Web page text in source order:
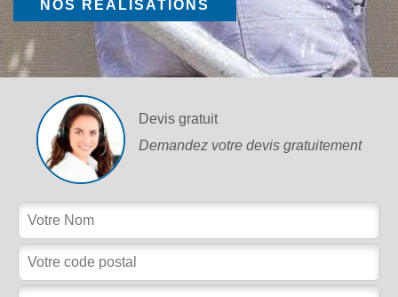
NOS RÉALISATIONS
Devis gratuit
Demandez votre devis gratuitement